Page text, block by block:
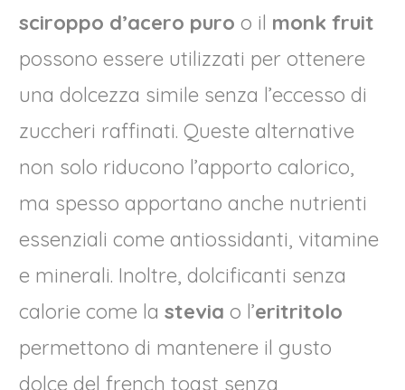
sciroppo d’acero puro o il monk fruit
possono essere utilizzati per ottenere
una dolcezza simile senza l’eccesso di
zuccheri raffinati. Queste alternative
non solo riducono l’apporto calorico,
ma spesso apportano anche nutrienti
essenziali come antiossidanti, vitamine
e minerali. Inoltre, dolcificanti senza
calorie come lastevia o l’eritritolo
permettono di mantenere il gusto
dolce del french toast senza